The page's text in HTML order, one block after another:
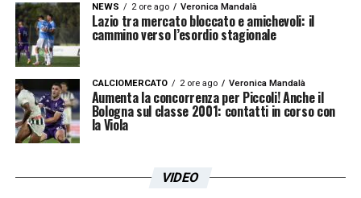
NEWS 2 ore ago Veronica Mandalà
Lazio tra mercato bloccato e amichevoli: il
cammino verso l’esordio stagionale
CALCIOMERCATO 2 ore ago Veronica Mandalà
Aumenta la concorrenza per Piccoli! Anche il
Bologna sul classe 2001: contatti in corso con
la Viola
VIDEO